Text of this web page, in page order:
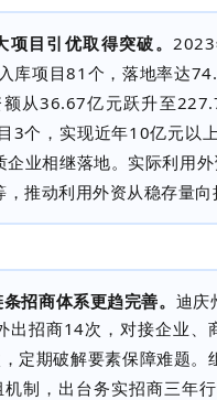
项目引优取得突破。2023
库项目81 个，落地率达
额从36.67亿元跃升至
3个，实现近年10亿元以
企业相继落地。实际利用
推动利用外资从稳存量向
招商体系更趋完善。 迪庆
出招商14次，对接企业、
定期破解要素保障难题
制，出台务实招商三年